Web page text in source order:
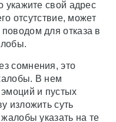
укажите свой адрес
отсутствие, может
для отказа в
сомнения, это
В нем
и пустых
изложить суть
указать на те